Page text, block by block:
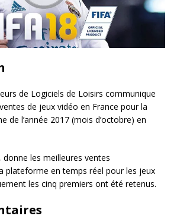
de Logiciels de Loisirs communique
de jeux vidéo en France pour la
de l’année 2017 (mois d’octobre) en
les meilleures ventes
plateforme en temps réel pour les jeux
les cinq premiers ont été retenus.